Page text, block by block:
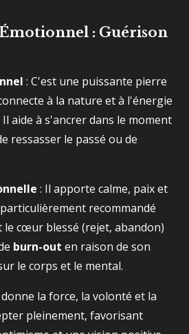
: Guérison
: C'est une puissante pierre
à la nature et à l'énergie
aide à s'ancrer dans le moment
ressasser le passé ou de
: Il apporte calme, paix et
recommandé
le cœur blessé (rejet, abandon)
burn-out en raison de son
le corps et le mental.
donne la force, la volonté et la
pleinement, favorisant